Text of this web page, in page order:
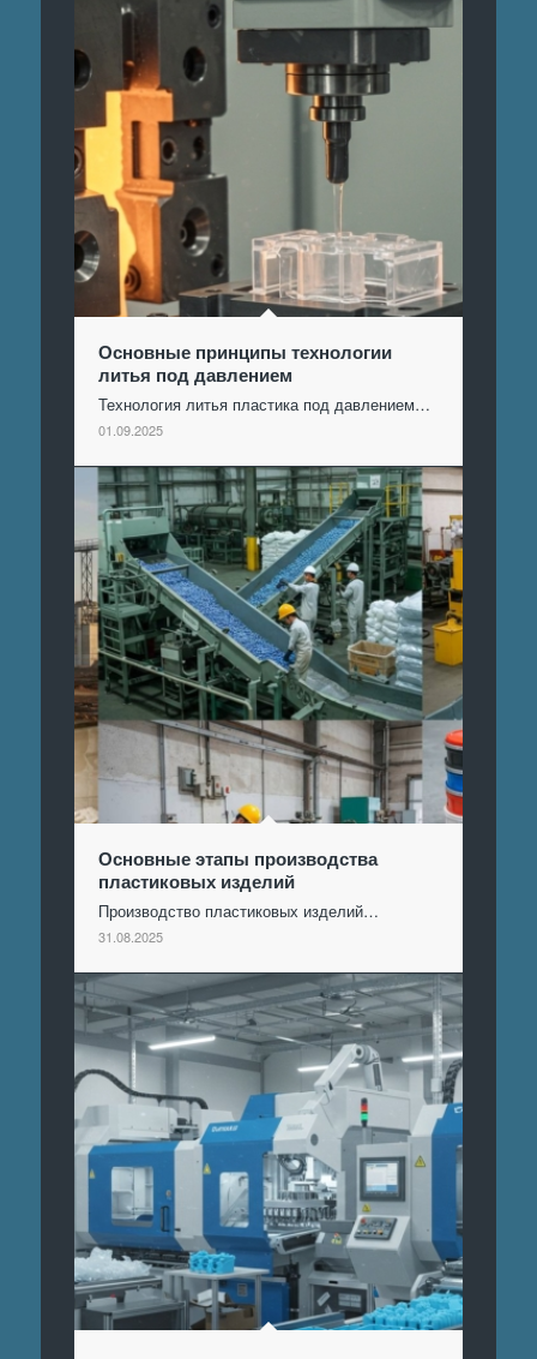
Основные принципы технологии
литья под давлением
Технология литья пластика под давлением…
01.09.2025
Основные этапы производства
пластиковых изделий
Производство пластиковых изделий…
31.08.2025